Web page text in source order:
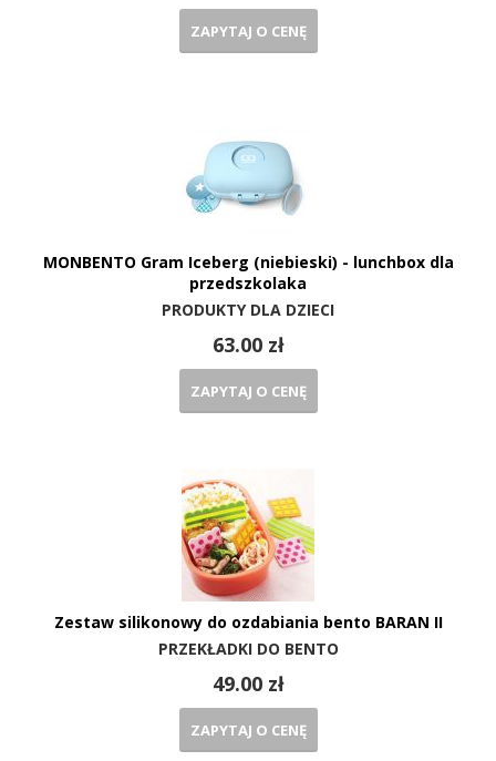
ZAPYTAJ O CENĘ
MONBENTO Gram Iceberg (niebieski) - lunchbox dla
przedszkolaka
PRODUKTY DLA DZIECI
63.00 zł
ZAPYTAJ O CENĘ
Zestaw silikonowy do ozdabiania bento BARAN II
PRZEKŁADKI DO BENTO
49.00 zł
ZAPYTAJ O CENĘ